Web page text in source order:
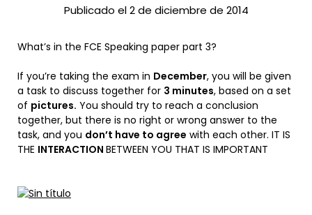
Publicado el 2 de diciembre de 2014
What’s in the FCE Speaking paper part 3?
If you’re taking the exam in December, you will be given
a task to discuss together for 3 minutes, based on a set
of pictures. You should try to reach a conclusion
together, but there is no right or wrong answer to the
task, and you don’t have to agree with each other. IT IS
THE INTERACTION BETWEEN YOU THAT IS IMPORTANT